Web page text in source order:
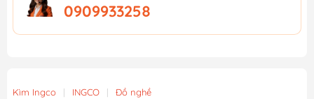
0909933258
Kìm Ingco | INGCO | Đồ nghề